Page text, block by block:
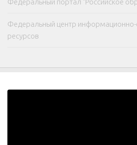
Федеральный центр
ресурсов